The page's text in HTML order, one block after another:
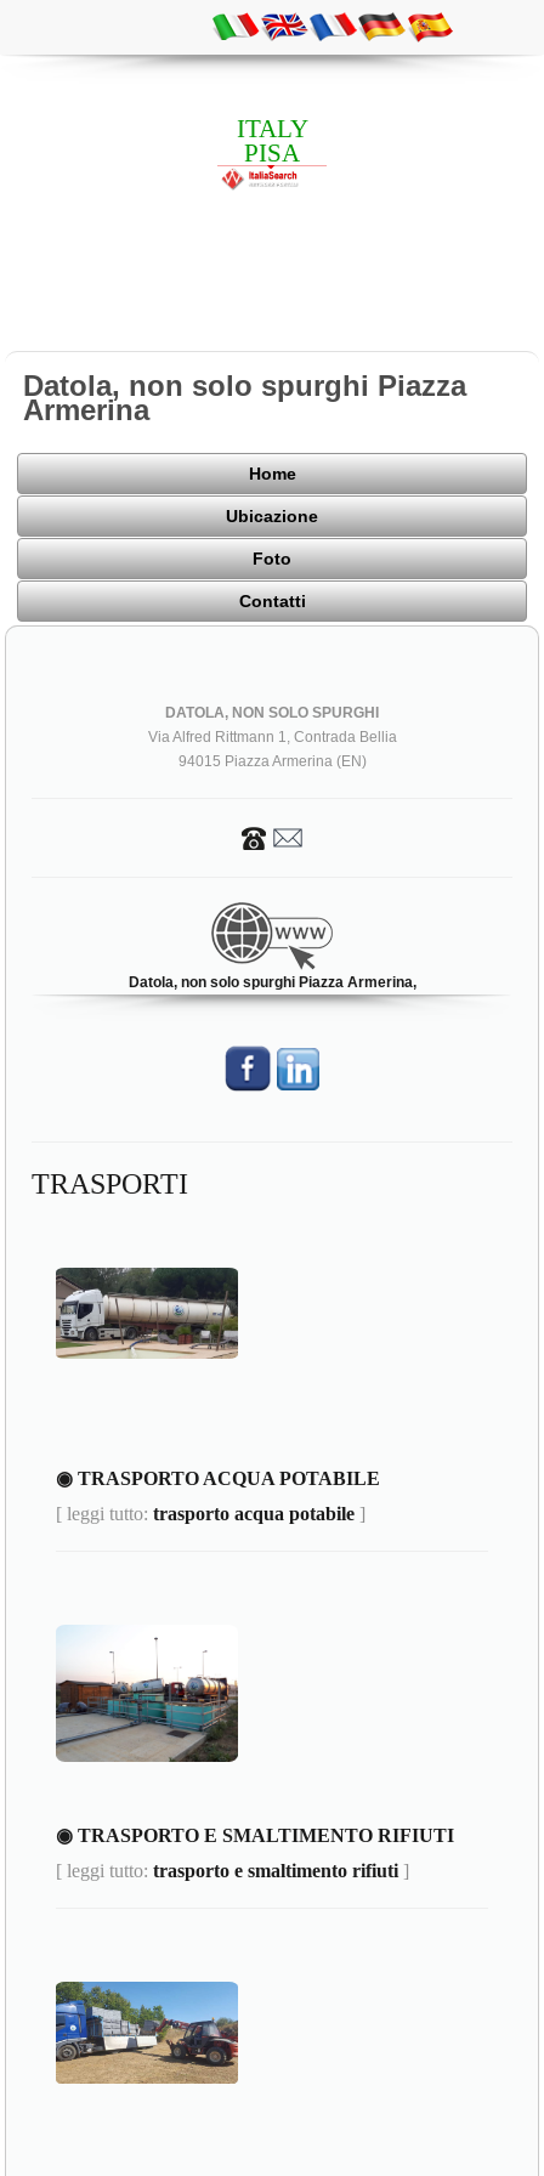
ITALY
PISA
Datola, non solo spurghi Piazza
Armerina
Home
Ubicazione
Foto
Contatti
DATOLA, NON SOLO SPURGHI
Via Alfred Rittmann 1, Contrada Bellia
94015 Piazza Armerina (EN)
Datola, non solo spurghi Piazza Armerina,
TRASPORTI
◉ TRASPORTO ACQUA POTABILE
[ leggi tutto:trasporto acqua potabile ]
◉ TRASPORTO E SMALTIMENTO RIFIUTI
[ leggi tutto:trasporto e smaltimento rifiuti ]